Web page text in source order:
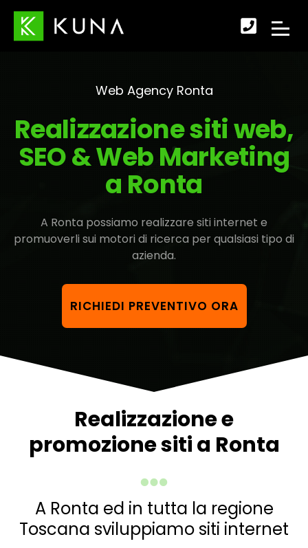
per
APRI
DI
Web Agency Ronta
Realizzazione siti web,
SEO & Web Marketing
a Ronta
A Ronta possiamo realizzare siti internet e
promuoverli sui motori di ricerca per qualsiasi tipo di
azienda.
RICHIEDI PREVENTIVO ORA
Realizzazione e
promozione siti a Ronta
A Ronta ed in tutta la regione
Toscana sviluppiamo siti internet